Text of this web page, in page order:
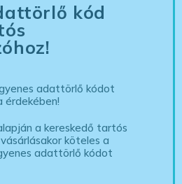
kód
adattörlő kódot
érdekében!
a kereskedő tartós
köteles a
adattörlő kódot